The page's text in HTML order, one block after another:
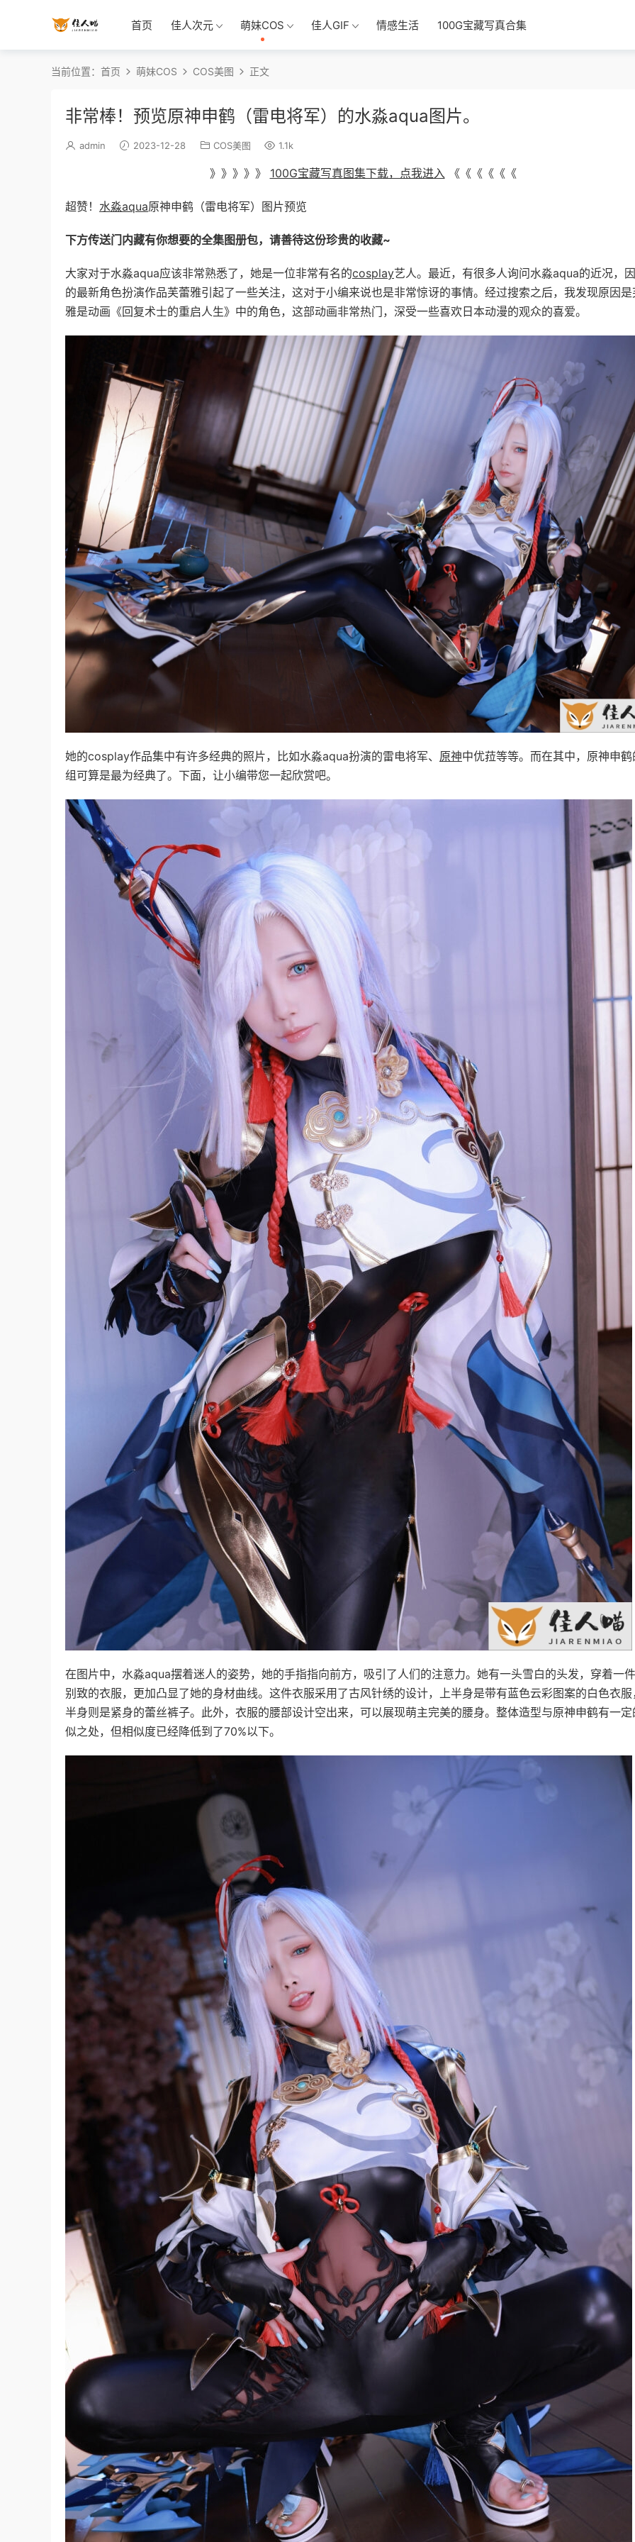
首页 佳人次元 萌妹COS 佳人GIF 情感生活 100G宝藏写真合集
当前位置： 首页 萌妹COS COS美图 正文
非常棒！预览原神申鹤（雷电将军）的水淼aqua图片。
admin 2023-12-28 COS美图 1.1k
》》》》》 100G宝藏写真图集下载，点我进入《《《《《《
超赞！ 水淼aqua原神申鹤（雷电将军）图片预览
下方传送门内藏有你想要的全集图册包，请善待这份珍贵的收藏~
大家对于水淼aqua应该非常熟悉了，她是一位非常有名的cosplay艺人。最近，有很多人询问水淼aqua的近况，
的最新角色扮演作品芙蕾雅引起了一些关注，这对于小编来说也是非常惊讶的事情。经过搜索之后，我发现原因是
雅是动画《回复术士的重启人生》中的角色，这部动画非常热门，深受一些喜欢日本动漫的观众的喜爱。
她的cosplay作品集中有许多经典的照片，比如水淼aqua扮演的雷电将军、 原神中优菈等等。而在其中，原神申鹤
组可算是最为经典了。下面，让小编带您一起欣赏吧。
在图片中，水淼aqua摆着迷人的姿势，她的手指指向前方，吸引了人们的注意力。她有一头雪白的头发，穿着一
别致的衣服，更加凸显了她的身材曲线。这件衣服采用了古风针绣的设计，上半身是带有蓝色云彩图案的白色衣服
半身则是紧身的蕾丝裤子。此外，衣服的腰部设计空出来，可以展现萌主完美的腰身。整体造型与原神申鹤有一定
似之处，但相似度已经降低到了70%以下。